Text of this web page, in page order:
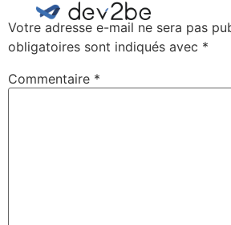
Votre adresse e-mail ne sera pas
obligatoires sont indiqués avec *
Commentaire *